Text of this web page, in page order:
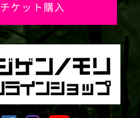
チケット購入